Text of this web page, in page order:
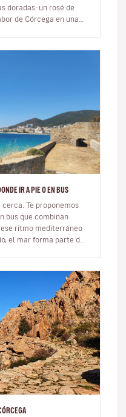
doradas: un rosé de
de Córcega en una
IR A PIE O EN BUS
Te proponemos
bus que combinan
ritmo mediterráneo